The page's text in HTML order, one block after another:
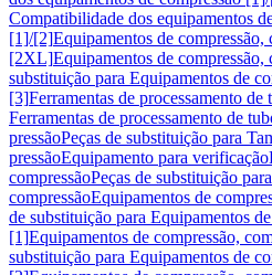
Compatibilidade dos equipamentos
[1]/[2]Equipamentos de
[2XL]Equipamentos de
substituição para Equipamentos de
[3]Ferramentas de processamento de
Ferramentas de processamento de
pressãoPeças de substituição para
pressãoEquipamento para verificação
compressãoPeças de substituição
compressãoEquipamentos de
de substituição para Equipamentos
[1]Equipamentos de compressão,
substituição para Equipamentos de